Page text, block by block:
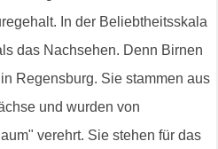
In der Beliebtheitsskala
das Nachsehen. Denn Birnen
Regensburg. Sie stammen aus
und wurden von
verehrt. Sie stehen für das